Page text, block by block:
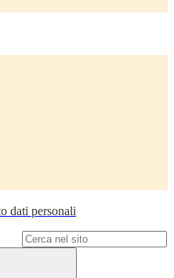
dati personali